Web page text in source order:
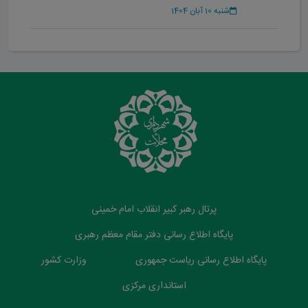
شنبه 10 آبان 1404
پرتال رهبر کبیر انقلاب امام خمینی
پایگاه اطلاع رسانی دفتر مقام معظم رهبری
پایگاه اطلاع رسانی ریاست جمهوری
وزارت کشور
استانداری مرکزی